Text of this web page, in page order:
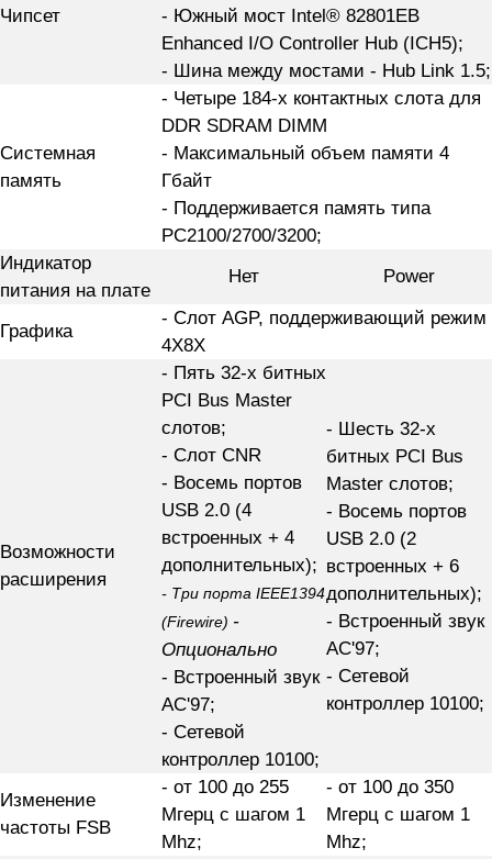
Чипсет
- Южный мост Intel® 82801EB
Enhanced I/O Controller Hub (ICH5);
- Шина между мостами - Hub Link 1.5;
Системная
память
- Четыре 184-х контактных слота для
DDR SDRAM DIMM
- Максимальный объем памяти 4
Гбайт
- Поддерживается память типа
PC2100/2700/3200;
Индикатор
питания на плате
Нет Power
Графика
- Слот AGP, поддерживающий режим
4X8X
Возможности
расширения
- Пять 32-х битных
PCI Bus Master
слотов;
- Слот CNR
- Восемь портов
USB 2.0 (4
встроенных + 4
дополнительных);
- Три порта IEEE1394
(Firewire) -
Опционально
- Встроенный звук
AC'97;
- Сетевой
контроллер 10100;
- Шесть 32-х
битных PCI Bus
Master слотов;
- Восемь портов
USB 2.0 (2
встроенных + 6
дополнительных);
- Встроенный звук
AC'97;
- Сетевой
контроллер 10100;
Изменение
частоты FSB
- от 100 до 255
Мгерц с шагом 1
Mhz;
- от 100 до 350
Мгерц с шагом 1
Mhz;